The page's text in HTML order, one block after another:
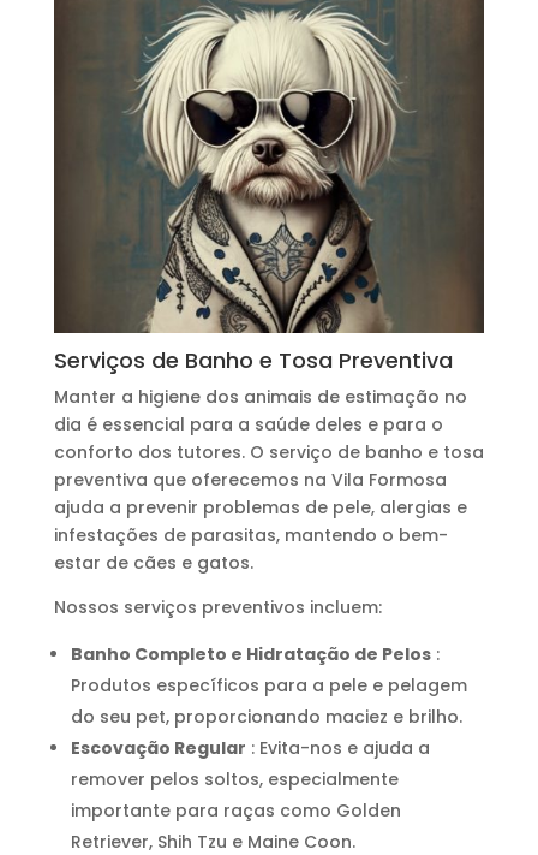
Serviços de Banho e Tosa Preventiva
Manter a higiene dos animais de estimação no
dia é essencial para a saúde deles e para o
conforto dos tutores. O serviço de banho e tosa
preventiva que oferecemos na Vila Formosa
ajuda a prevenir problemas de pele, alergias e
infestações de parasitas, mantendo o bem-
estar de cães e gatos.
Nossos serviços preventivos incluem:
Banho Completo e Hidratação de Pelos:
Produtos específicos para a pele e pelagem
do seu pet, proporcionando maciez e brilho.
Escovação Regular : Evita-nos e ajuda a
remover pelos soltos, especialmente
importante para raças como Golden
Retriever, Shih Tzu e Maine Coon.